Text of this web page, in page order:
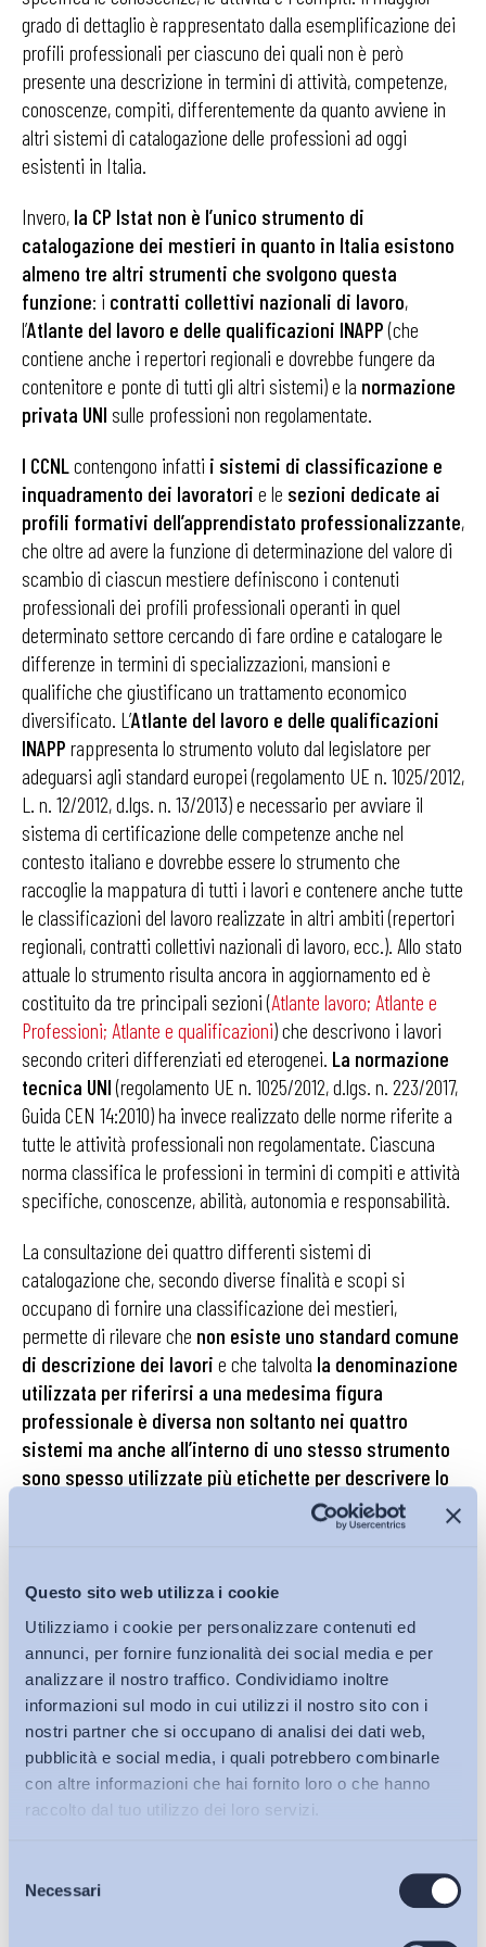
Questo sito web utilizza i cookie
Utilizziamo i cookie per personalizzare contenuti ed
annunci, per fornire funzionalità dei social media e per
analizzare il nostro traffico. Condividiamo inoltre
informazioni sul modo in cui utilizzi il nostro sito con i
nostri partner che si occupano di analisi dei dati web,
pubblicità e social media, i quali potrebbero combinarle
con altre informazioni che hai fornito loro o che hanno
raccolto dal tuo utilizzo dei loro servizi.
delNecessariBollettini ADAPT
grado di dettaglio è rappresentato dalla esemplificazione dei
profili professionali per ciascuno dei quali non è però
presente una descrizione in termini di attività, competenze,
conoscenze, compiti, differentemente da quanto avviene in
altri sistemi di catalogazione delle professioni ad oggi
esistenti in Italia.
Invero, la CP Istat non è l’unico strumento di
catalogazione dei mestieri in quanto in Italia esistono
almeno tre altri strumenti che svolgono questa
funzione: i contratti collettivi nazionali di lavoro,
l’Atlante del lavoro e delle qualificazioni INAPP(che
contiene anche i repertori regionali e dovrebbe fungere da
contenitore e ponte di tutti gli altri sistemi) e la normazione
privata UNI sulle professioni non regolamentate.
I CCNLcontengono infatti i sistemi di classificazione e
inquadramento dei lavoratori e le sezioni dedicate ai
profili formativi dell’apprendistato professionalizzante,
che oltre ad avere la funzione di determinazione del valore di
scambio di ciascun mestiere definiscono i contenuti
professionali dei profili professionali operanti in quel
determinato settore cercando di fare ordine e catalogare le
differenze in termini di specializzazioni, mansioni e
qualifiche che giustificano un trattamento economico
diversificato. L’Atlante del lavoro e delle qualificazioni
INAPP rappresenta lo strumento voluto dal legislatore per
adeguarsi agli standard europei (regolamento UE n. 1025/2012,
L. n. 12/2012, d.lgs. n. 13/2013) e necessario per avviare il
sistema di certificazione delle competenze anche nel
contesto italiano e dovrebbe essere lo strumento che
raccoglie la mappatura di tutti i lavori e contenere anche tutte
le classificazioni del lavoro realizzate in altri ambiti (repertori
regionali, contratti collettivi nazionali di lavoro, ecc.). Allo stato
attuale lo strumento risulta ancora in aggiornamento ed è
costituito da tre principali sezioni (Atlante lavoro; Atlante e
Professioni; Atlante e qualificazioni) che descrivono i lavori
secondo criteri differenziati ed eterogenei. La normazione
tecnica UNI(regolamento UE n. 1025/2012, d.lgs. n. 223/2017,
Guida CEN 14:2010) ha invece realizzato delle norme riferite a
tutte le attività professionali non regolamentate. Ciascuna
norma classifica le professioni in termini di compiti e attività
specifiche, conoscenze, abilità, autonomia e responsabilità.
La consultazione dei quattro differenti sistemi di
catalogazione che, secondo diverse finalità e scopi si
occupano di fornire una classificazione dei mestieri,
permette di rilevare che non esiste uno standard comune
di descrizione dei lavori e che talvolta la denominazione
utilizzata per riferirsi a una medesima figura
professionale è diversa non soltanto nei quattro
sistemi ma anche all’interno di uno stesso strumento
sono spesso utilizzate più etichette per descrivere lo
. Ne rappresenta un esempio
la definizione della figura dell’assistente familiare –in forte
che è definita e descritta in tutti i sistemi di classificazione
considerati e che riporta una pluralità di denominazioni e
descrizioni. Per esempio, nel CP Istat, tra gli esempi di
professioni del grande gruppo delle “professioni qualificate
nelle attività commerciali e dei servizi”, nel gruppo delle
professioni qualificate nei servizi alla persona, nella classe
delle “professioni qualificate nei servizi personali ed
assimilati”, nella categoria “addetti all’assistenza personale” e
nell’unità “addetti all’assistenza personale” sono riportati tre
differenze, dal momento che altri sistemi utilizzano queste
denominazione come sinonimi: accompagnatore di invalido,